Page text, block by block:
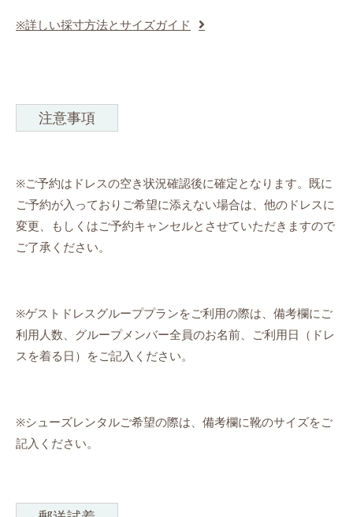
※詳しい採寸方法とサイズガイド
注意事項
※ご予約はドレスの空き状況確認後に確定となります。既に
ご予約が入っておりご希望に添えない場合は、他のドレスに
変更、もしくはご予約キャンセルとさせていただきますので
ご了承ください。
※ゲストドレスグループプランをご利用の際は、備考欄にご
利用人数、グループメンバー全員のお名前、ご利用日（ドレ
スを着る日）をご記入ください。
※シューズレンタルご希望の際は、備考欄に靴のサイズをご
記入ください。